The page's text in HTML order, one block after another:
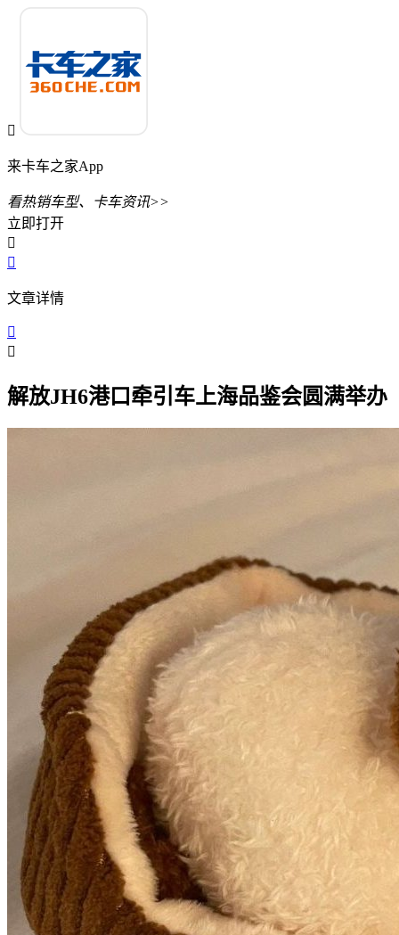

来卡车之家App
看热销车型、卡车资讯>>
立即打开


文章详情


解放JH6港口牵引车上海品鉴会圆满举办